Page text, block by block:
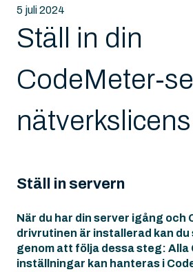
5 juli 2024
Ställ in din
CodeMeter-
nätverkslicens
Ställ in servern
När du har din server igång och
drivrutinen är installerad kan
genom att följa dessa steg: Alla
inställningar kan hanteras i